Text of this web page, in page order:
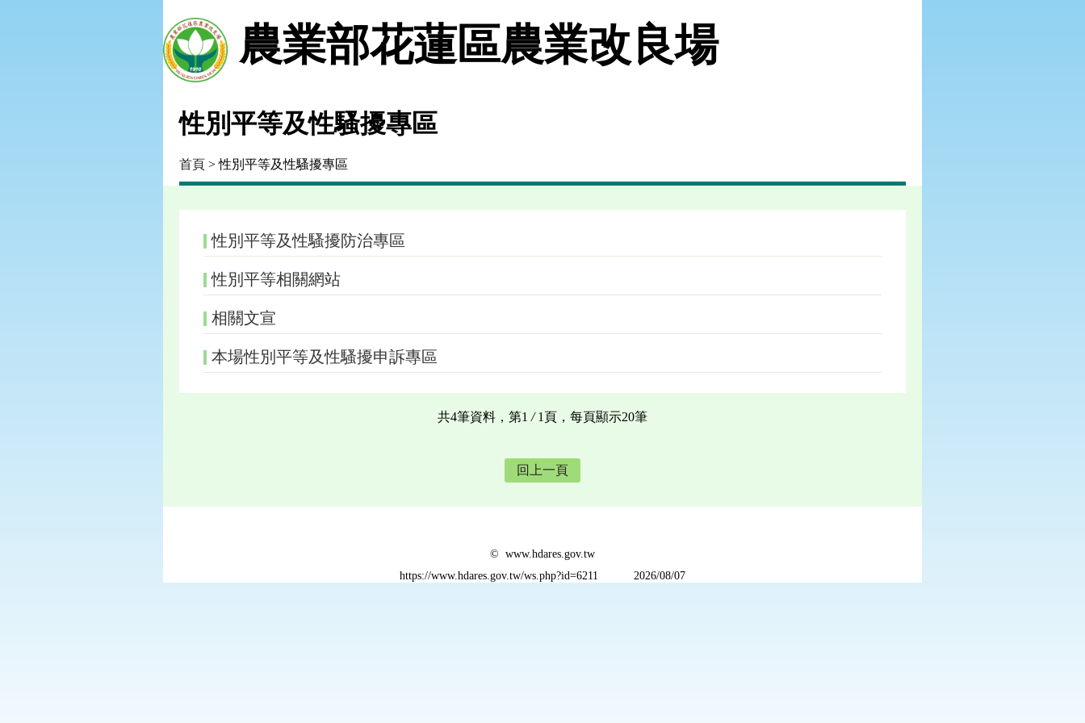
農業部花蓮區農業改良場
性別平等及性騷擾專區
首頁 > 性別平等及性騷擾專區
性別平等及性騷擾防治專區
性別平等相關網站
相關文宣
本場性別平等及性騷擾申訴專區
共4筆資料，第1 /1頁，每頁顯示20筆
回上一頁
© www.hdares.gov.tw
https://www.hdares.gov.tw/ws.php?id=6211
2026/08/07